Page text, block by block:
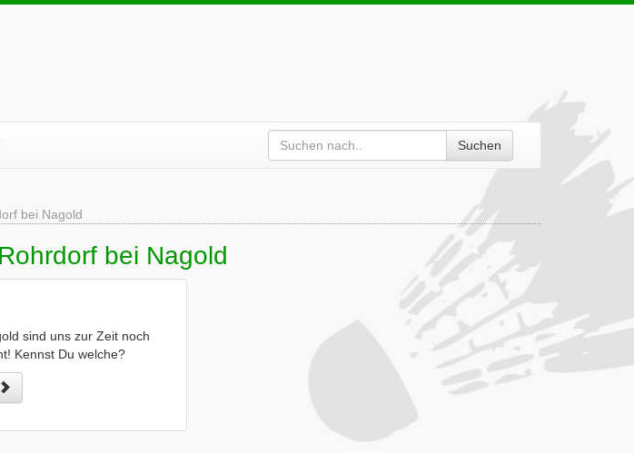
Suchen
bei Nagold
bei Nagold
sind uns zur Zeit noch
Kennst Du welche?